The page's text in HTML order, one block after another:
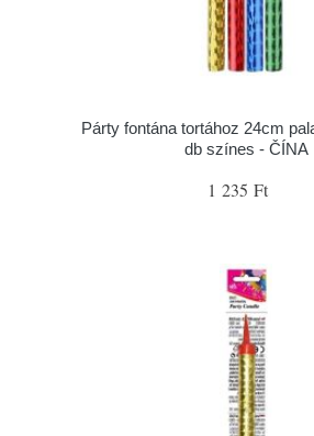
Párty fontána tortához 24cm
db színes - ČÍNA
1 235 Ft